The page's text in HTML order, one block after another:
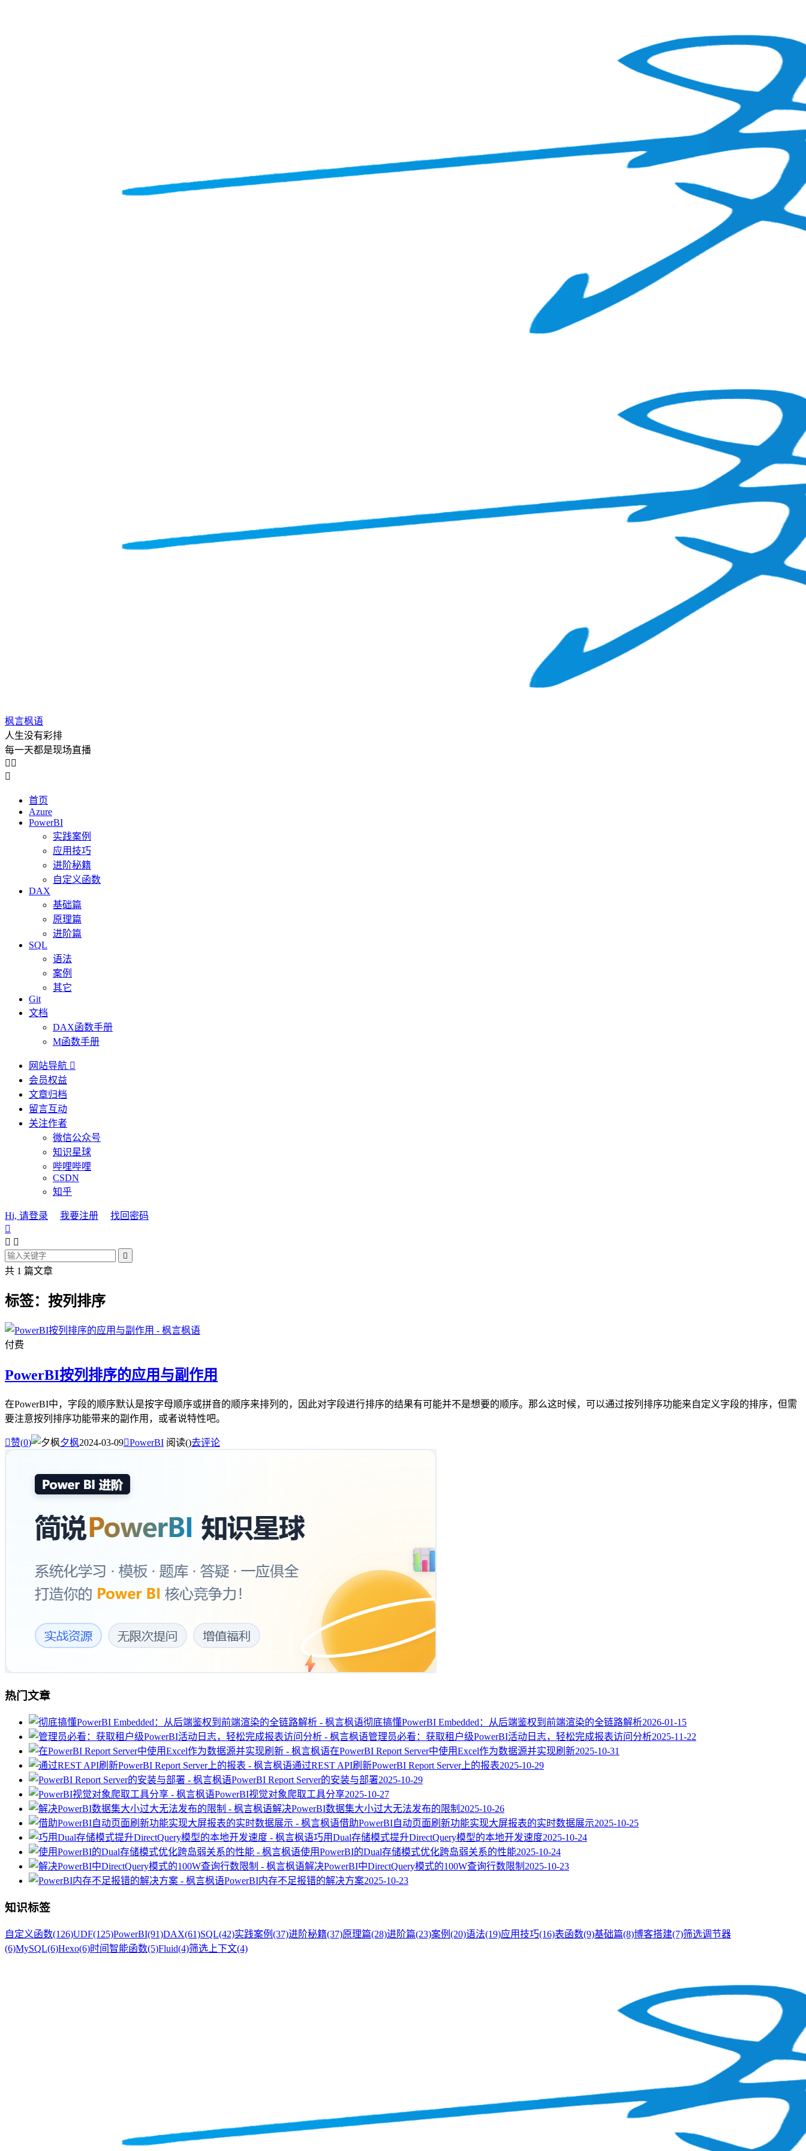
枫言枫语
人生没有彩排
每一天都是现场直播
 

首页
Azure
PowerBI
实践案例
应用技巧
进阶秘籍
自定义函数
DAX
基础篇
原理篇
进阶篇
SQL
语法
案例
其它
Git
文档
DAX函数手册
M函数手册
网站导航 
会员权益
文章归档
留言互动
关注作者
微信公众号
知识星球
哔哩哔哩
CSDN
知乎
Hi, 请登录 我要注册
找回密码

 

共 1 篇文章
标签：按列排序
付费
PowerBI按列排序的应用与副作用
在PowerBI中，字段的顺序默认是按字母顺序或拼音的顺序来排列的，因此对字段进行排序的结果有可能并不是想要的顺序。那么这时候，可以通过按列排序功能来自定义字段的排序，但需
要注意按列排序功能带来的副作用，或者说特性吧。
赞(0) 夕枫2024-03-09PowerBI 阅读()去评论
热门文章
彻底搞懂PowerBI Embedded：从后端鉴权到前端渲染的全链路解析2026-01-15
管理员必看：获取租户级PowerBI活动日志，轻松完成报表访问分析2025-11-22
在PowerBI Report Server中使用Excel作为数据源并实现刷新2025-10-31
通过REST API刷新PowerBI Report Server上的报表2025-10-29
PowerBI Report Server的安装与部署2025-10-29
PowerBI视觉对象爬取工具分享2025-10-27
解决PowerBI数据集大小过大无法发布的限制 2025-10-26
借助PowerBI自动页面刷新功能实现大屏报表的实时数据展示2025-10-25
巧用Dual存储模式提升DirectQuery模型的本地开发速度2025-10-24
使用PowerBI的Dual存储模式优化跨岛弱关系的性能2025-10-24
解决PowerBI中DirectQuery模式的100W查询行数限制 2025-10-23
PowerBI内存不足报错的解决方案2025-10-23
知识标签
自定义函数(126)UDF(125)PowerBI(91)DAX(61)SQL(42)实践案例 (37)进阶秘籍(37)原理篇(28)进阶篇(23)案例 (20)语法(19)应用技巧(16)表函数(9)基础篇(8)博客搭建(7)筛选调节器
(6)MySQL(6)Hexo(6)时间智能函数(5)Fluid(4)筛选上下文(4)